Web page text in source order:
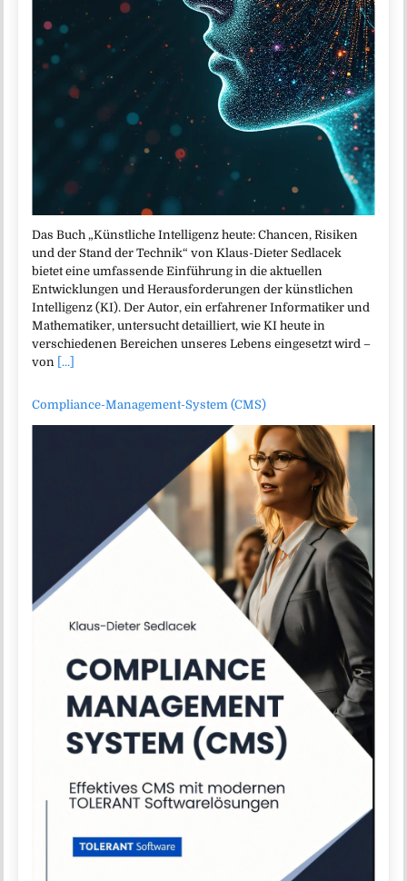
Das Buch „Künstliche Intelligenz heute: Chancen, Risiken
und der Stand der Technik“ von Klaus-Dieter Sedlacek
bietet eine umfassende Einführung in die aktuellen
Entwicklungen und Herausforderungen der künstlichen
Intelligenz (KI). Der Autor, ein erfahrener Informatiker und
Mathematiker, untersucht detailliert, wie KI heute in
verschiedenen Bereichen unseres Lebens eingesetzt wird –
von [...]
Compliance-Management-System (CMS)